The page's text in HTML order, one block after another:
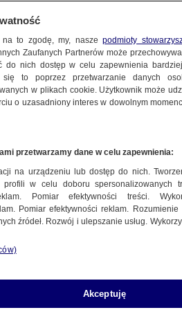
skazanej za handel
na to zgodę, my, naszepodmioty
Zaufanych Partnerów może
do nich dostęp w celu zapewnienia
się to poprzez przetwarzanie danych
w plikach cookie. Użytkownik może
o uzasadniony interes w dowolnym
przetwarzamy dane w celu zapewnienia:
na urządzeniu lub dostęp do nich.
profili w celu doboru spersonalizowanych
Pomiar efektywności treści.
Pomiar efektywności reklam.
źródeł. Rozwój i ulepszanie usług.
Akceptuję